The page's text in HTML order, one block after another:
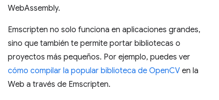
WebAssembly.
Emscripten no solo funciona en aplicaciones grandes,
sino que también te permite portar bibliotecas o
proyectos más pequeños. Por ejemplo, puedes ver
cómo compilar la popular biblioteca de OpenCV en la
Web a través de Emscripten.